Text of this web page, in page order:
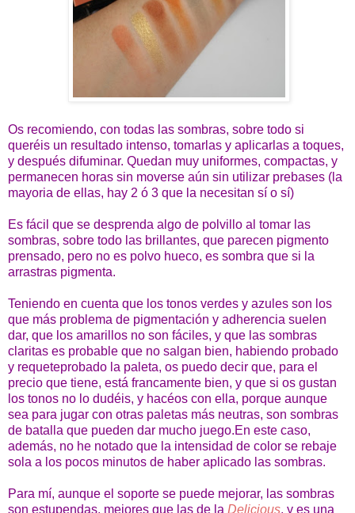
Os recomiendo, con todas las sombras, sobre todo si
queréis un resultado intenso, tomarlas y aplicarlas a toques,
y después difuminar. Quedan muy uniformes, compactas, y
permanecen horas sin moverse aún sin utilizar prebases (la
mayoria de ellas, hay 2 ó 3 que la necesitan sí o sí)
Es fácil que se desprenda algo de polvillo al tomar las
sombras, sobre todo las brillantes, que parecen pigmento
prensado, pero no es polvo hueco, es sombra que si la
arrastras pigmenta.
Teniendo en cuenta que los tonos verdes y azules son los
que más problema de pigmentación y adherencia suelen
dar, que los amarillos no son fáciles, y que las sombras
claritas es probable que no salgan bien, habiendo probado
y requeteprobado la paleta, os puedo decir que, para el
precio que tiene, está francamente bien, y que si os gustan
los tonos no lo dudéis, y hacéos con ella, porque aunque
sea para jugar con otras paletas más neutras, son sombras
de batalla que pueden dar mucho juego.En este caso,
además, no he notado que la intensidad de color se rebaje
sola a los pocos minutos de haber aplicado las sombras.
Para mí, aunque el soporte se puede mejorar, las sombras
son estupendas, mejores que las de la Delicious, y es una